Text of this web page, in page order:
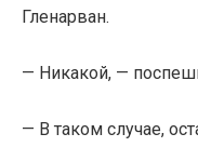
Гленарван.
— Никакой, —
— В таком случае,